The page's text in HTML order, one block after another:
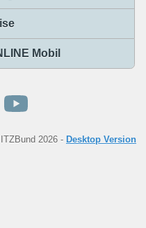
Mobil
2026 - Desktop Version